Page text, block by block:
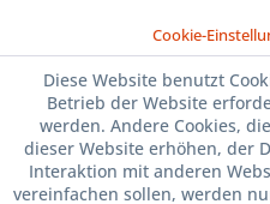
Cookie-
Diese Website benutzt
Betrieb der Website
werden. Andere Cookies,
dieser Website erhöhen, der
Interaktion mit anderen
vereinfachen sollen, werden